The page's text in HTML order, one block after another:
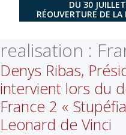
DU 30
RÉOUVERTURE DE
realisation :
Denys Ribas,
intervient lors du
France 2 «
Leonard de Vinci